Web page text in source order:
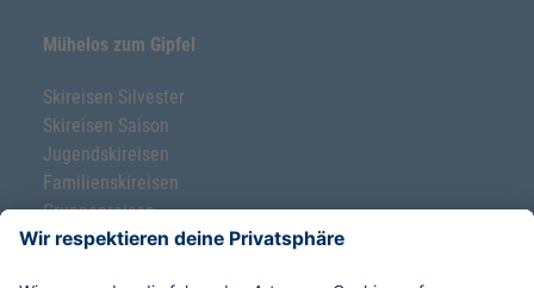
Mühelos zum Gipfel
Skireisen Silvester
Skireisen Saison
Jugendskireisen
Familienskireisen
Gruppenreisen
Ski-Klassenfahrten